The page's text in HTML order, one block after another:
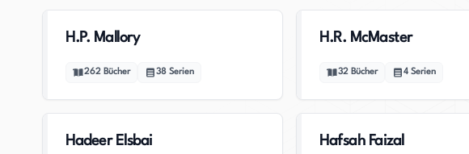
H.P. Mallory
262 Bücher 38 Serien
H.R. McMaster
32 Bücher 4 Serien
Hadeer Elsbai Hafsah Faizal